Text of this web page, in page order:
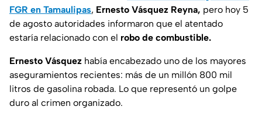
FGR en Tamaulipas, Ernesto Vásquez Reyna, pero hoy 5
de agosto autoridades informaron que el atentado
estaría relacionado con el robo de combustible.
Ernesto Vásquez había encabezado uno de los mayores
aseguramientos recientes: más de un millón 800 mil
litros de gasolina robada. Lo que representó un golpe
duro al crimen organizado.